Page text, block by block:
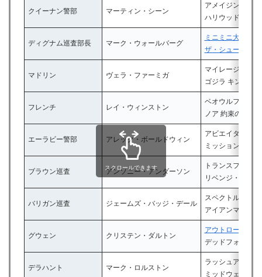
クイーナン警部 マーティン・シーン
アメイジング・
ハリウッド・ス
ディグナム巡査部長 マーク・ウォールバーグ
ミニミニ大作戦
ザ・シューター/
マドリン ヴェラ・ファーミガ
マイレージ、マ
ゴジラ キング・
フレンチ レイ・ウィンストン
ベオウルフ/呪わ
ノア 約束の舟
エーラビー警部 アレック・ボールドウィン
アビエイター
ミッション:イン
ブラウン巡査 アンソニー・アンダーソン
トランスフォー
リベンジ・マッチ
バリガン巡査 ジェームズ・バッジ・デール
スペクトル
アイアンマン3
グウェン クリステン・ダルトン
アウトロー
デッドフォール
デラハント マーク・ロルストン
ラッシュアワー
ミッドウェイ
スクロールできます